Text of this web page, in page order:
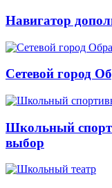
Навигатор
Сетевой город
Школьный
выбор